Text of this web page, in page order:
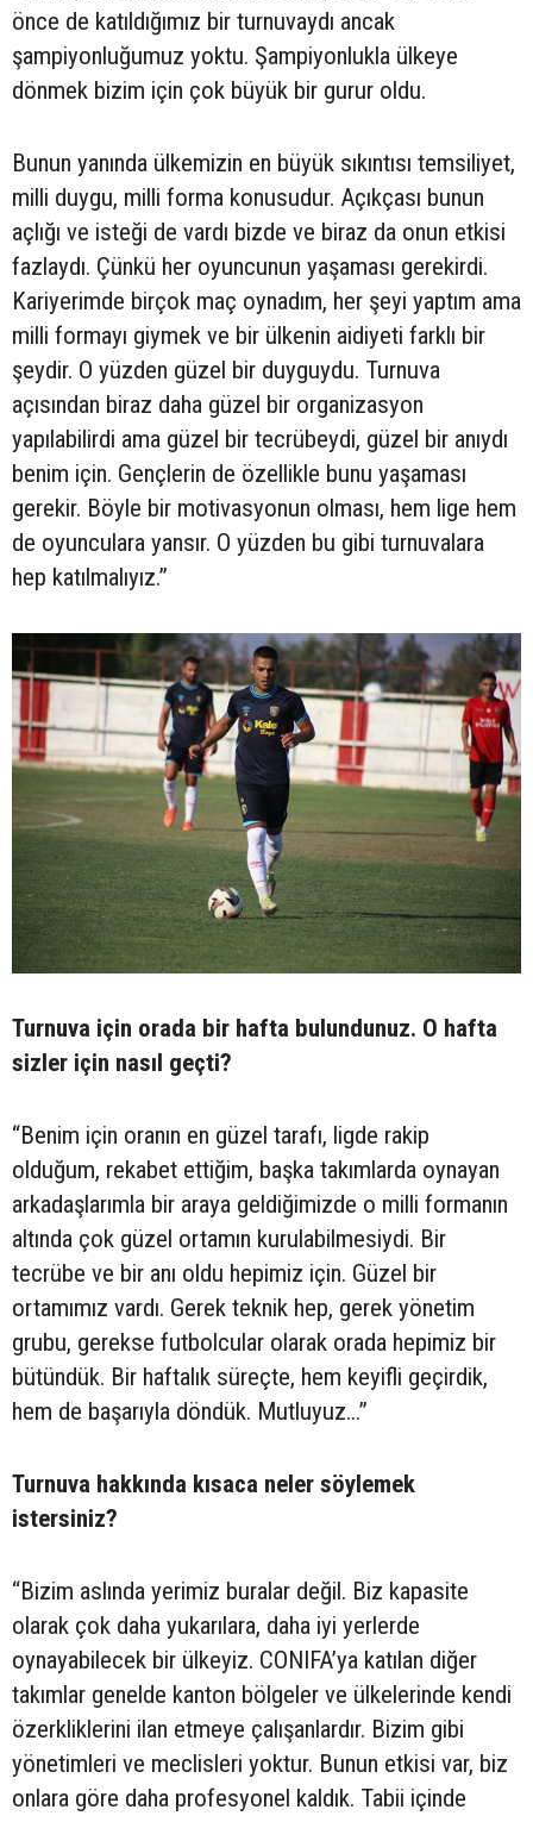
önce de katıldığımız bir turnuvaydı ancak
şampiyonluğumuz yoktu. Şampiyonlukla ülkeye
dönmek bizim için çok büyük bir gurur oldu.
Bunun yanında ülkemizin en büyük sıkıntısı temsiliyet,
milli duygu, milli forma konusudur. Açıkçası bunun
açlığı ve isteği de vardı bizde ve biraz da onun etkisi
fazlaydı. Çünkü her oyuncunun yaşaması gerekirdi.
Kariyerimde birçok maç oynadım, her şeyi yaptım ama
milli formayı giymek ve bir ülkenin aidiyeti farklı bir
şeydir. O yüzden güzel bir duyguydu. Turnuva
açısından biraz daha güzel bir organizasyon
yapılabilirdi ama güzel bir tecrübeydi, güzel bir anıydı
benim için. Gençlerin de özellikle bunu yaşaması
gerekir. Böyle bir motivasyonun olması, hem lige hem
de oyunculara yansır. O yüzden bu gibi turnuvalara
hep katılmalıyız.”
Turnuva için orada bir hafta bulundunuz. O hafta
sizler için nasıl geçti?
“Benim için oranın en güzel tarafı, ligde rakip
olduğum, rekabet ettiğim, başka takımlarda oynayan
arkadaşlarımla bir araya geldiğimizde o milli formanın
altında çok güzel ortamın kurulabilmesiydi. Bir
tecrübe ve bir anı oldu hepimiz için. Güzel bir
ortamımız vardı. Gerek teknik hep, gerek yönetim
grubu, gerekse futbolcular olarak orada hepimiz bir
bütündük. Bir haftalık süreçte, hem keyifli geçirdik,
hem de başarıyla döndük. Mutluyuz...”
Turnuva hakkında kısaca neler söylemek
istersiniz?
“Bizim aslında yerimiz buralar değil. Biz kapasite
olarak çok daha yukarılara, daha iyi yerlerde
oynayabilecek bir ülkeyiz. CONIFA’ya katılan diğer
takımlar genelde kanton bölgeler ve ülkelerinde kendi
özerkliklerini ilan etmeye çalışanlardır. Bizim gibi
yönetimleri ve meclisleri yoktur. Bunun etkisi var, biz
onlara göre daha profesyonel kaldık. Tabii içinde